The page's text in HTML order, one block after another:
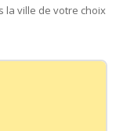
la ville de votre choix